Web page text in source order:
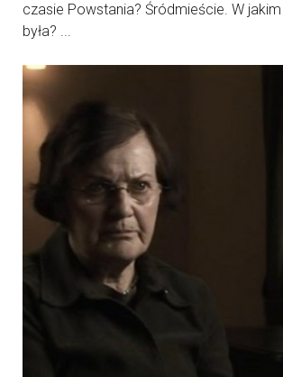
czasie Powstania? Śródmieście. W
była? ...